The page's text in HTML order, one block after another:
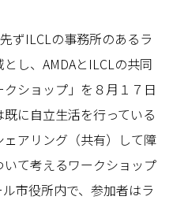
ずILCLの事務所のあるラ
し、AMDAとILCLの共同
ショップ」を８月１７日
に自立生活を行っている
アリング（共有）して障
て考えるワークショップ
市役所内で、参加者はラ